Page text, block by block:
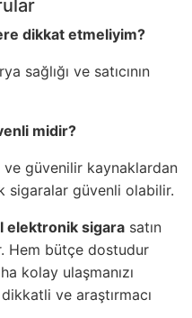
dikkat etmeliyim?
sağlığı ve satıcının
midir?
ve güvenilir kaynaklardan
sigaralar güvenli olabilir.
elektronik sigara satın
Hem bütçe dostudur
kolay ulaşmanızı
ve araştırmacı